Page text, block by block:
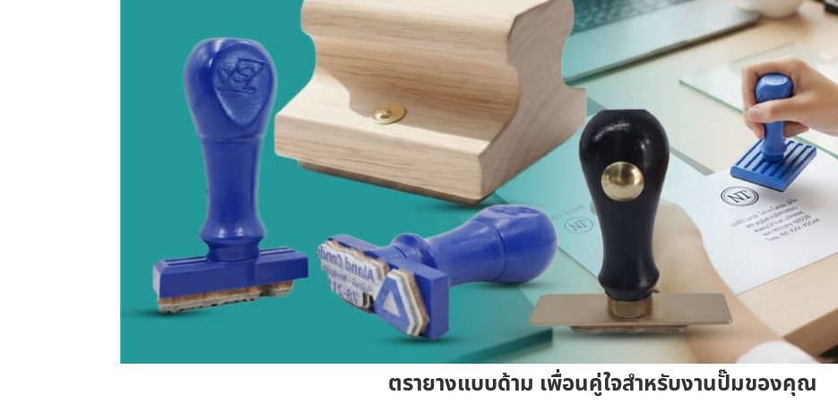
ตรายางแบบด้าม เพื่อนคู่ใจสำหรับงานปั๊มของคุณ